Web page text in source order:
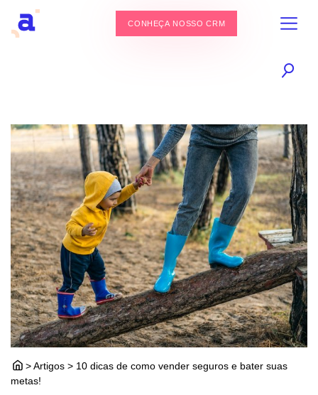
CONHEÇA NOSSO CRM
> Artigos > 10 dicas de como vender seguros e bater suas
metas!